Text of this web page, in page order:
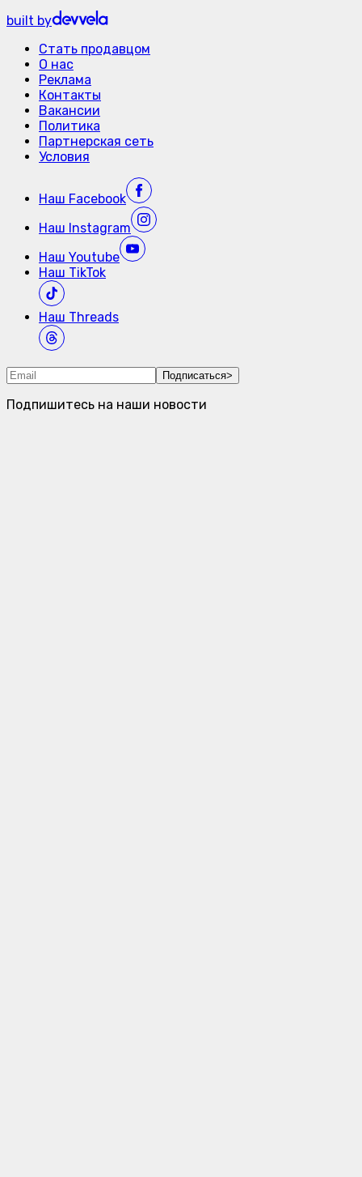
built by
Стать продавцом
О нас
Реклама
Контакты
Вакансии
Политика
Партнерская сеть
Условия
Наш Facebook
Наш Instagram
Наш Youtube
Наш TikTok
Наш Threads
Подписаться>
Подпишитесь на наши новости